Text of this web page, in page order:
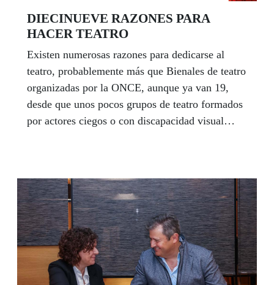
DIECINUEVE RAZONES PARA
HACER TEATRO
Existen numerosas razones para dedicarse al
teatro, probablemente más que Bienales de teatro
organizadas por la ONCE, aunque ya van 19,
desde que unos pocos grupos de teatro formados
por actores ciegos o con discapacidad visual
pero espero que esta pequeña reflexión sobre
ellas motive a algún lector a acercarse a su
delegación y mostrar interés por alguno de los 24
grupos de teatro que actualmente forman parte de
la ONCE. Por Esteve Ferrer